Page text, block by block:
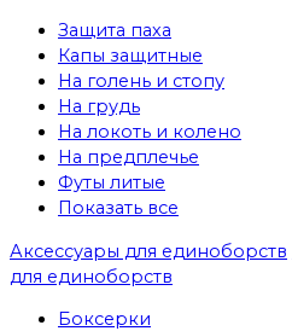
Защита паха
Капы защитные
На голень и стопу
На грудь
На локоть и колено
На предплечье
Футы литые
Показать все
Аксессуары для единоборств
для единоборств
Боксерки